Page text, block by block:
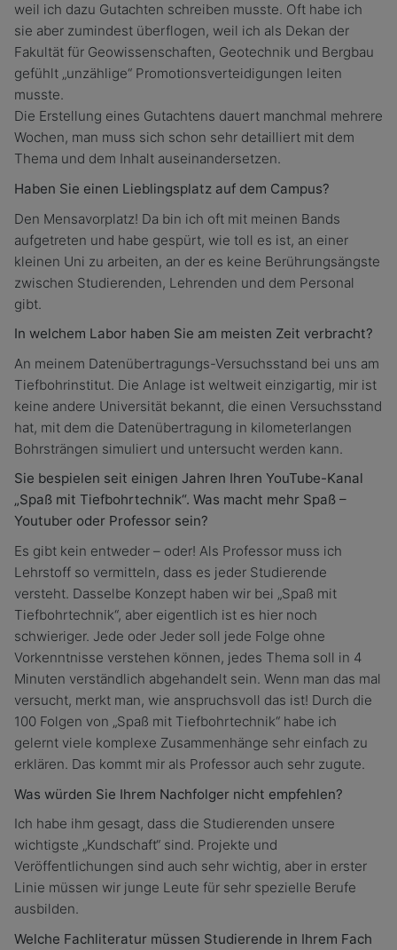
weil ich dazu Gutachten schreiben musste. Oft habe ich
sie aber zumindest überflogen, weil ich als Dekan der
Fakultät für Geowissenschaften, Geotechnik und Bergbau
gefühlt „unzählige“ Promotionsverteidigungen leiten
musste.
Die Erstellung eines Gutachtens dauert manchmal mehrere
Wochen, man muss sich schon sehr detailliert mit dem
Thema und dem Inhalt auseinandersetzen.
Haben Sie einen Lieblingsplatz auf dem Campus?
Den Mensavorplatz! Da bin ich oft mit meinen Bands
aufgetreten und habe gespürt, wie toll es ist, an einer
kleinen Uni zu arbeiten, an der es keine Berührungsängste
zwischen Studierenden, Lehrenden und dem Personal
gibt.
In welchem Labor haben Sie am meisten Zeit verbracht?
An meinem Datenübertragungs-Versuchsstand bei uns am
Tiefbohrinstitut. Die Anlage ist weltweit einzigartig, mir ist
keine andere Universität bekannt, die einen Versuchsstand
hat, mit dem die Datenübertragung in kilometerlangen
Bohrsträngen simuliert und untersucht werden kann.
Sie bespielen seit einigen Jahren Ihren YouTube-Kanal
„Spaß mit Tiefbohrtechnik“. Was macht mehr Spaß –
Youtuber oder Professor sein?
Es gibt kein entweder – oder! Als Professor muss ich
Lehrstoff so vermitteln, dass es jeder Studierende
versteht. Dasselbe Konzept haben wir bei „Spaß mit
Tiefbohrtechnik“, aber eigentlich ist es hier noch
schwieriger. Jede oder Jeder soll jede Folge ohne
Vorkenntnisse verstehen können, jedes Thema soll in 4
Minuten verständlich abgehandelt sein. Wenn man das mal
versucht, merkt man, wie anspruchsvoll das ist! Durch die
100 Folgen von „Spaß mit Tiefbohrtechnik“ habe ich
gelernt viele komplexe Zusammenhänge sehr einfach zu
erklären. Das kommt mir als Professor auch sehr zugute.
Was würden Sie Ihrem Nachfolger nicht empfehlen?
Ich habe ihm gesagt, dass die Studierenden unsere
wichtigste „Kundschaft“ sind. Projekte und
Veröffentlichungen sind auch sehr wichtig, aber in erster
Linie müssen wir junge Leute für sehr spezielle Berufe
ausbilden.
Welche Fachliteratur müssen Studierende in Ihrem Fach